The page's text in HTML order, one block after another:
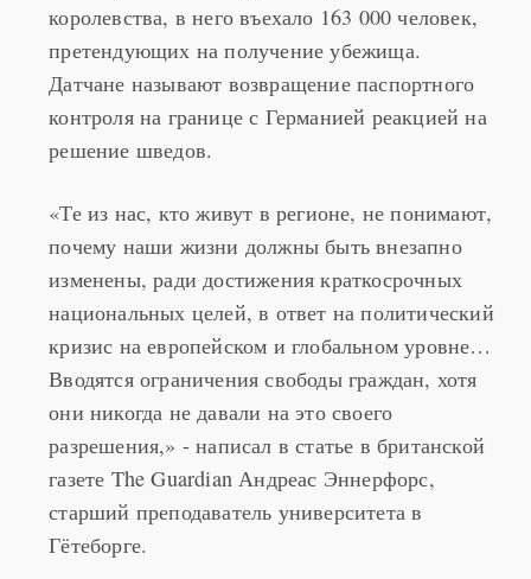
беженцев. В 2015 году, по подсчётам властей
королевства, в него въехало 163 000 человек,
претендующих на получение убежища.
Датчане называют возвращение паспортного
контроля на границе с Германией реакцией на
«Те из нас, кто живут в регионе, не понимают,
почему наши жизни должны быть внезапно
изменены, ради достижения краткосрочных
национальных целей, в ответ на политический
кризис на европейском и глобальном уровне…
Вводятся ограничения свободы граждан, хотя
они никогда не давали на это своего
разрешения,» - написал в статье в британской
газете The Guardian Андреас Эннерфорс,
старший преподаватель университета в